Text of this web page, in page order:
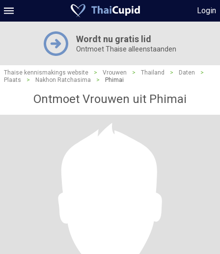
Login
Wordt nu gratis lid
Ontmoet Thaise alleenstaanden
Thaise kennismakings website > Vrouwen > Thailand > Daten
>
Plaats
> Nakhon Ratchasima > Phimai
Ontmoet Vrouwen uit Phimai